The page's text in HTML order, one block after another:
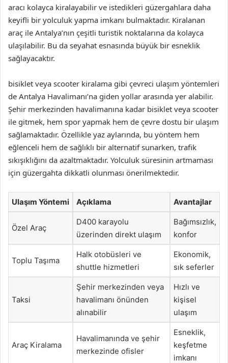
aracı kolayca kiralayabilir ve istedikleri güzergahlara daha
keyifli bir yolculuk yapma imkanı bulmaktadır. Kiralanan
araç ile Antalya’nın çeşitli turistik noktalarına da kolayca
ulaşılabilir. Bu da seyahat esnasında büyük bir esneklik
sağlayacaktır.
bisiklet veya scooter kiralama gibi çevreci ulaşım yöntemleri
de Antalya Havalimanı’na giden yollar arasında yer alabilir.
Şehir merkezinden havalimanına kadar bisiklet veya scooter
ile gitmek, hem spor yapmak hem de çevre dostu bir ulaşım
sağlamaktadır. Özellikle yaz aylarında, bu yöntem hem
eğlenceli hem de sağlıklı bir alternatif sunarken, trafik
sıkışıklığını da azaltmaktadır. Yolculuk süresinin artmaması
için güzergahta dikkatli olunması önerilmektedir.
Ulaşım Yöntemi Açıklama Avantajlar
Özel Araç
D400 karayolu
üzerinden direkt ulaşım
Bağımsızlık,
konfor
Toplu Taşıma
Halk otobüsleri ve
shuttle hizmetleri
Ekonomik,
sık seferler
Taksi
Şehir merkezinden veya
havalimanı önünden
alınabilir
Hızlı ve
kişisel
ulaşım
Araç Kiralama
Havalimanında ve şehir
merkezinde ofisler
Esneklik,
keşfetme
imkanı